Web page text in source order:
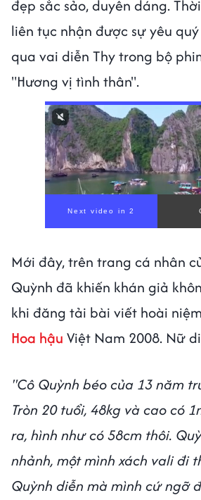
đẹp sắc sảo, duyên dáng.
liên tục nhận được sự yêu
qua vai diễn Thy trong bộ
"Hương vị tình thân".
Mới đây, trên trang cá nhân
Quỳnh đã khiến khán giả
khi đăng tải bài viết hoài
Hoa hậu Việt Nam 2008. Nữ
"Cô Quỳnh béo của 13 năm
Tròn 20 tuổi, 48kg và cao có
ra, hình như có 58cm thôi.
nhảnh, một mình xách vali đi
Quỳnh diễn mà mình cứ ngỡ